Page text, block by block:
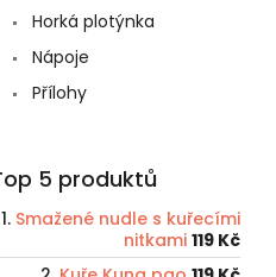
Horká plotýnka
Nápoje
Přílohy
5 produktů
Smažené nudle s kuřecími
nitkami 119 Kč